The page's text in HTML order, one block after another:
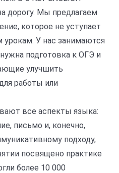
дорогу. Мы предлагаем
которое не уступает
У нас занимаются
подготовка к ОГЭ и
улучшить
работы или
все аспекты языка:
письмо и, конечно,
подходу,
посвящено практике
более 10 000